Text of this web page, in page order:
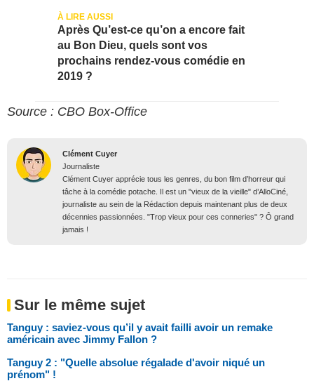
Après Qu’est-ce qu’on a encore fait
au Bon Dieu, quels sont vos
prochains rendez-vous comédie en
2019 ?
Source : CBO Box-Office
Clément Cuyer
Journaliste
Clément Cuyer apprécie tous les genres, du bon film d’horreur qui
tâche à la comédie potache. Il est un "vieux de la vieille" d’AlloCiné,
journaliste au sein de la Rédaction depuis maintenant plus de deux
décennies passionnées. "Trop vieux pour ces conneries" ? Ô grand
jamais !
Sur le même sujet
Tanguy : saviez-vous qu’il y avait failli avoir un remake
américain avec Jimmy Fallon ?
Tanguy 2 : "Quelle absolue régalade d'avoir niqué un
prénom" !